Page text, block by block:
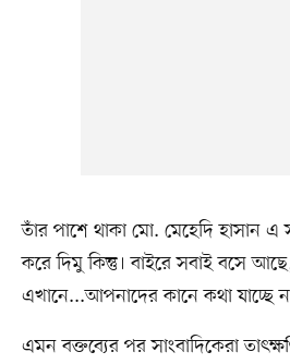
তাঁর পাশে থাকা মো. মেহেদি
করে দিমু কিন্তু। বাইরে সবাই বসে
এখানে...আপনাদের কানে কথা যাচ্ছে
এমন বক্তব্যের পর সাংবাদিকেরা